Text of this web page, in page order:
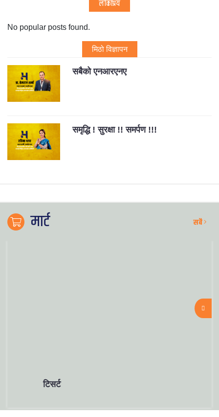
लोकप्रिय
No popular posts found.
मिठो विज्ञापन
सबैको एनआरएनए
समृद्धि ! सुरक्षा !! समर्पण !!!
मार्ट सबै
टिसर्ट